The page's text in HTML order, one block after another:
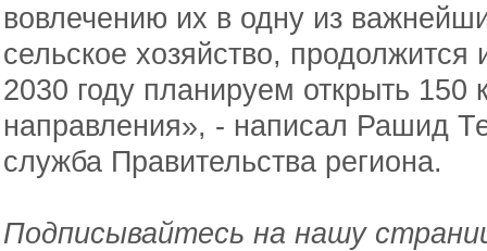
вовлечению их в одну из
сельское хозяйство,
2030 году планируем открыть 150
направления», - написал Рашид
служба Правительства региона.
Подписывайтесь на нашу